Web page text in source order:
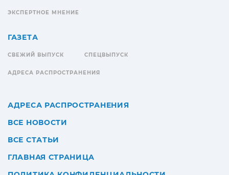
ЭКСПЕРТНОЕ МНЕНИЕ
ГАЗЕТА
СВЕЖИЙ ВЫПУСК СПЕЦВЫПУСК
АДРЕСА РАСПРОСТРАНЕНИЯ
АДРЕСА РАСПРОСТРАНЕНИЯ
ВСЕ НОВОСТИ
ВСЕ СТАТЬИ
ГЛАВНАЯ СТРАНИЦА